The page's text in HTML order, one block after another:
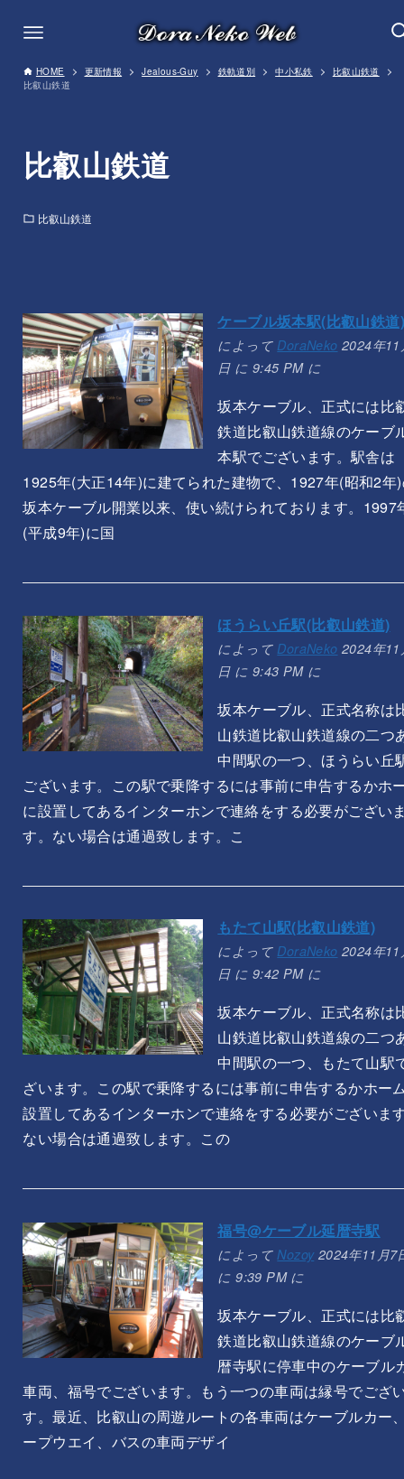
HOME 更新情報 Jealous-Guy 鉄軌道別 中小私鉄
比叡山鉄道
比叡山鉄道
比叡山鉄道
比叡山鉄道
ケーブル坂本駅(比叡山鉄道)
によって DoraNeko 2024年11
日 に 9:45 PM に
坂本ケーブル、正式には比
鉄道比叡山鉄道線のケーブ
本駅でございます。駅舎は
1925年(大正14年)に建てられた建物で、1927年(昭和2年
坂本ケーブル開業以来、使い続けられております。1997
(平成9年)に国
ほうらい丘駅(比叡山鉄道)
によって DoraNeko 2024年11
日 に 9:43 PM に
坂本ケーブル、正式名称は
山鉄道比叡山鉄道線の二つ
中間駅の一つ、ほうらい丘
ございます。この駅で乗降するには事前に申告するかホ
に設置してあるインターホンで連絡をする必要がござい
す。ない場合は通過致します。こ
もたて山駅(比叡山鉄道)
によって DoraNeko 2024年11
日 に 9:42 PM に
坂本ケーブル、正式名称は
山鉄道比叡山鉄道線の二つ
中間駅の一つ、もたて山駅
ざいます。この駅で乗降するには事前に申告するかホー
設置してあるインターホンで連絡をする必要がございま
ない場合は通過致します。この
福号@ケーブル延暦寺駅
によってNozoy2024年11月7
に 9:39 PM に
坂本ケーブル、正式には比
鉄道比叡山鉄道線のケーブ
暦寺駅に停車中のケーブル
車両、福号でございます。もう一つの車両は縁号でござ
す。最近、比叡山の周遊ルートの各車両はケーブルカー
ープウエイ、バスの車両デザイ